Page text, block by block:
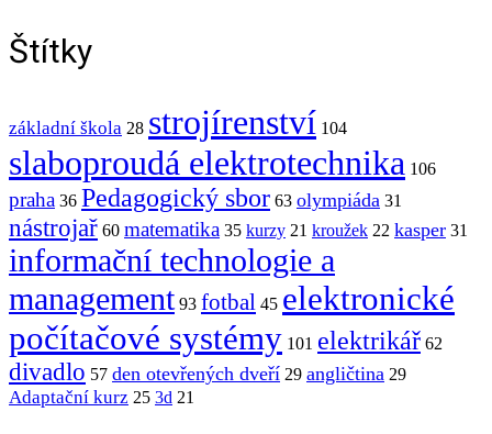
Štítky
základní škola 28 strojírenství 104
slaboproudá elektrotechnika 106
praha 36 Pedagogický sbor 63 olympiáda 31
nástrojař 60 matematika 35 kurzy 21 kroužek 22 kasper 31
informační technologie a
management 93 fotbal 45 elektronické
počítačové systémy 101 elektrikář 62
divadlo 57 den otevřených dveří 29 angličtina 29
Adaptační kurz 25 3d 21